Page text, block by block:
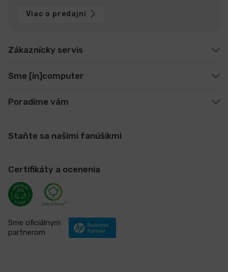
Viac o predajni
Zákaznícky servis
Sme [in]computer
Poradíme vám
Staňte sa našimi fanúšikmi
Certifikáty a ocenenia
Sme oficiálnym
partnerom